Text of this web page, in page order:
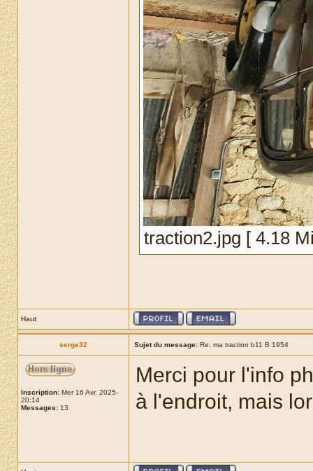
traction2.jpg [ 4.18
Haut
serge32 Sujet du message: Re: ma traction b11 B 1954
Inscription: Mer 16 Avr, 2025-
20:14
Messages: 13
Merci pour l'info
à l'endroit, mais